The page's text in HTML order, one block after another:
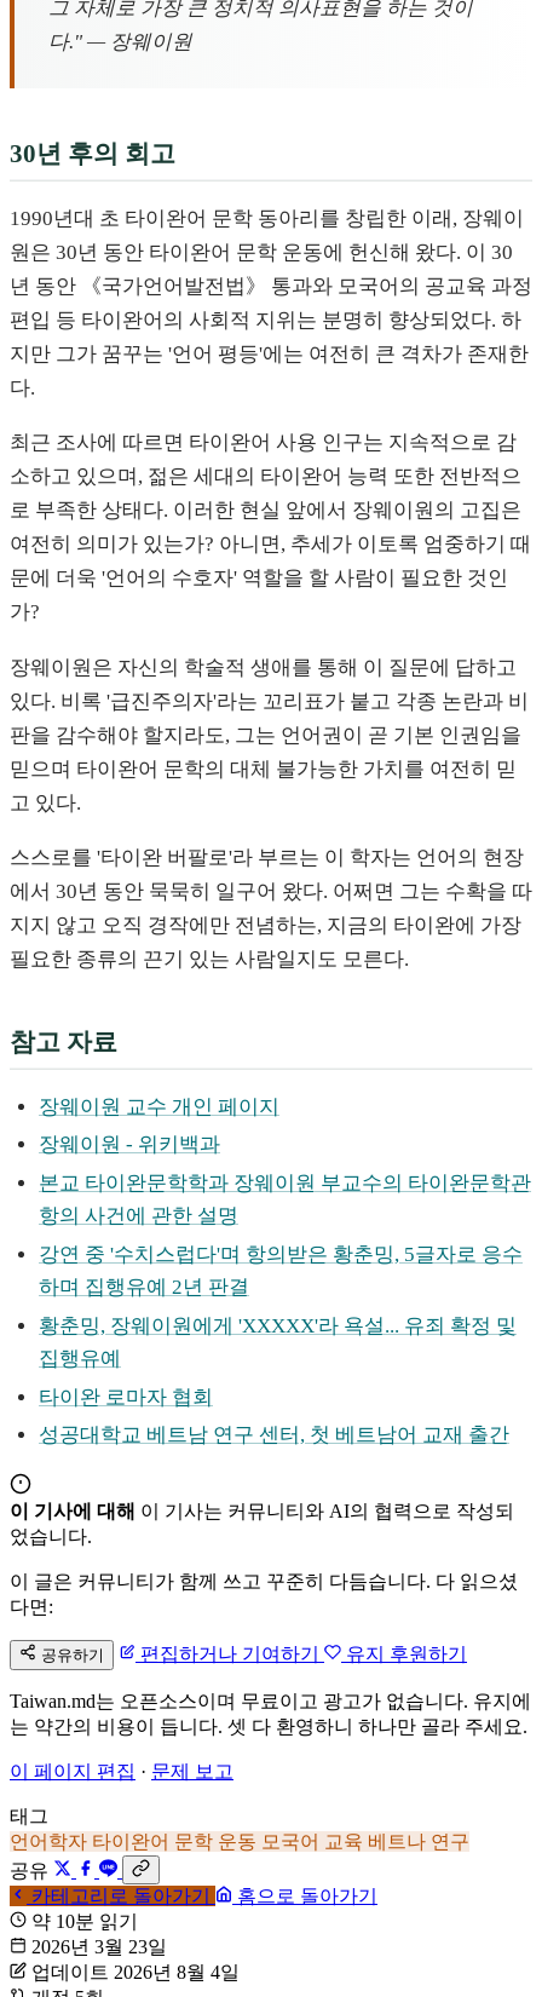
그 자체로 가장 큰 정치적 의사표현을 하는 것이
다." — 장웨이원
30년 후의 회고
1990년대 초 타이완어 문학 동아리를 창립한 이래, 장웨이
원은 30년 동안 타이완어 문학 운동에 헌신해 왔다. 이 30
년 동안 《국가언어발전법》 통과와 모국어의 공교육 과정
편입 등 타이완어의 사회적 지위는 분명히 향상되었다. 하
지만 그가 꿈꾸는 '언어 평등'에는 여전히 큰 격차가 존재한
다.
최근 조사에 따르면 타이완어 사용 인구는 지속적으로 감
소하고 있으며, 젊은 세대의 타이완어 능력 또한 전반적으
로 부족한 상태다. 이러한 현실 앞에서 장웨이원의 고집은
여전히 의미가 있는가? 아니면, 추세가 이토록 엄중하기 때
문에 더욱 '언어의 수호자' 역할을 할 사람이 필요한 것인
가?
장웨이원은 자신의 학술적 생애를 통해 이 질문에 답하고
있다. 비록 '급진주의자'라는 꼬리표가 붙고 각종 논란과 비
판을 감수해야 할지라도, 그는 언어권이 곧 기본 인권임을
믿으며 타이완어 문학의 대체 불가능한 가치를 여전히 믿
고 있다.
스스로를 '타이완 버팔로'라 부르는 이 학자는 언어의 현장
에서 30년 동안 묵묵히 일구어 왔다. 어쩌면 그는 수확을 따
지지 않고 오직 경작에만 전념하는, 지금의 타이완에 가장
필요한 종류의 끈기 있는 사람일지도 모른다.
참고 자료
장웨이원 교수 개인 페이지
장웨이원 - 위키백과
본교 타이완문학학과 장웨이원 부교수의 타이완문학관
항의 사건에 관한 설명
강연 중 '수치스럽다'며 항의받은 황춘밍, 5글자로 응수
하며 집행유예 2년 판결
황춘밍, 장웨이원에게 'XXXXX'라 욕설... 유죄 확정 및
집행유예
타이완 로마자 협회
성공대학교 베트남 연구 센터, 첫 베트남어 교재 출간
이 기사에 대해 이 기사는 커뮤니티와 AI의 협력으로 작성되
었습니다.
이 글은 커뮤니티가 함께 쓰고 꾸준히 다듬습니다. 다 읽으셨
다면:
공유하기 편집하거나 기여하기 유지 후원하기
Taiwan.md는 오픈소스이며 무료이고 광고가 없습니다. 유지에
는 약간의 비용이 듭니다. 셋 다 환영하니 하나만 골라 주세요.
이 페이지 편집 · 문제 보고
태그
언어학자 타이완어 문학 운동 모국어 교육 베트나 연구
공유
카테고리로 돌아가기
홈으로 돌아가기
약 10분 읽기
2026년 3월 23일
업데이트 2026년 8월 4일